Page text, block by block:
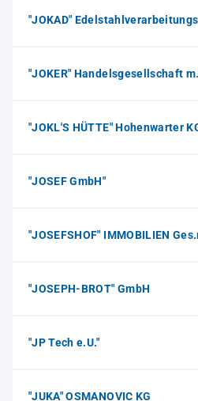
"JOKAD"
"JOKER" Handelsgesellschaft
"JOKL'S HÜTTE" Hohenwarter
"JOSEF GmbH"
"JOSEFSHOF" IMMOBILIEN
"JOSEPH-BROT" GmbH
"JP Tech e.U."
"JUKA" OSMANOVIC KG